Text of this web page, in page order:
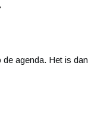
agenda. Het is dan